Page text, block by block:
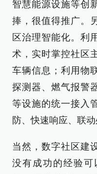
智慧能源设施等创
捧，很值得推广。
区治理智能化。利
术，实时掌控社区
车辆信息；利用物
探测器、燃气报警
等设施的统一接入
防、快速响应、联动
当然，数字社区建
没有成功的经验